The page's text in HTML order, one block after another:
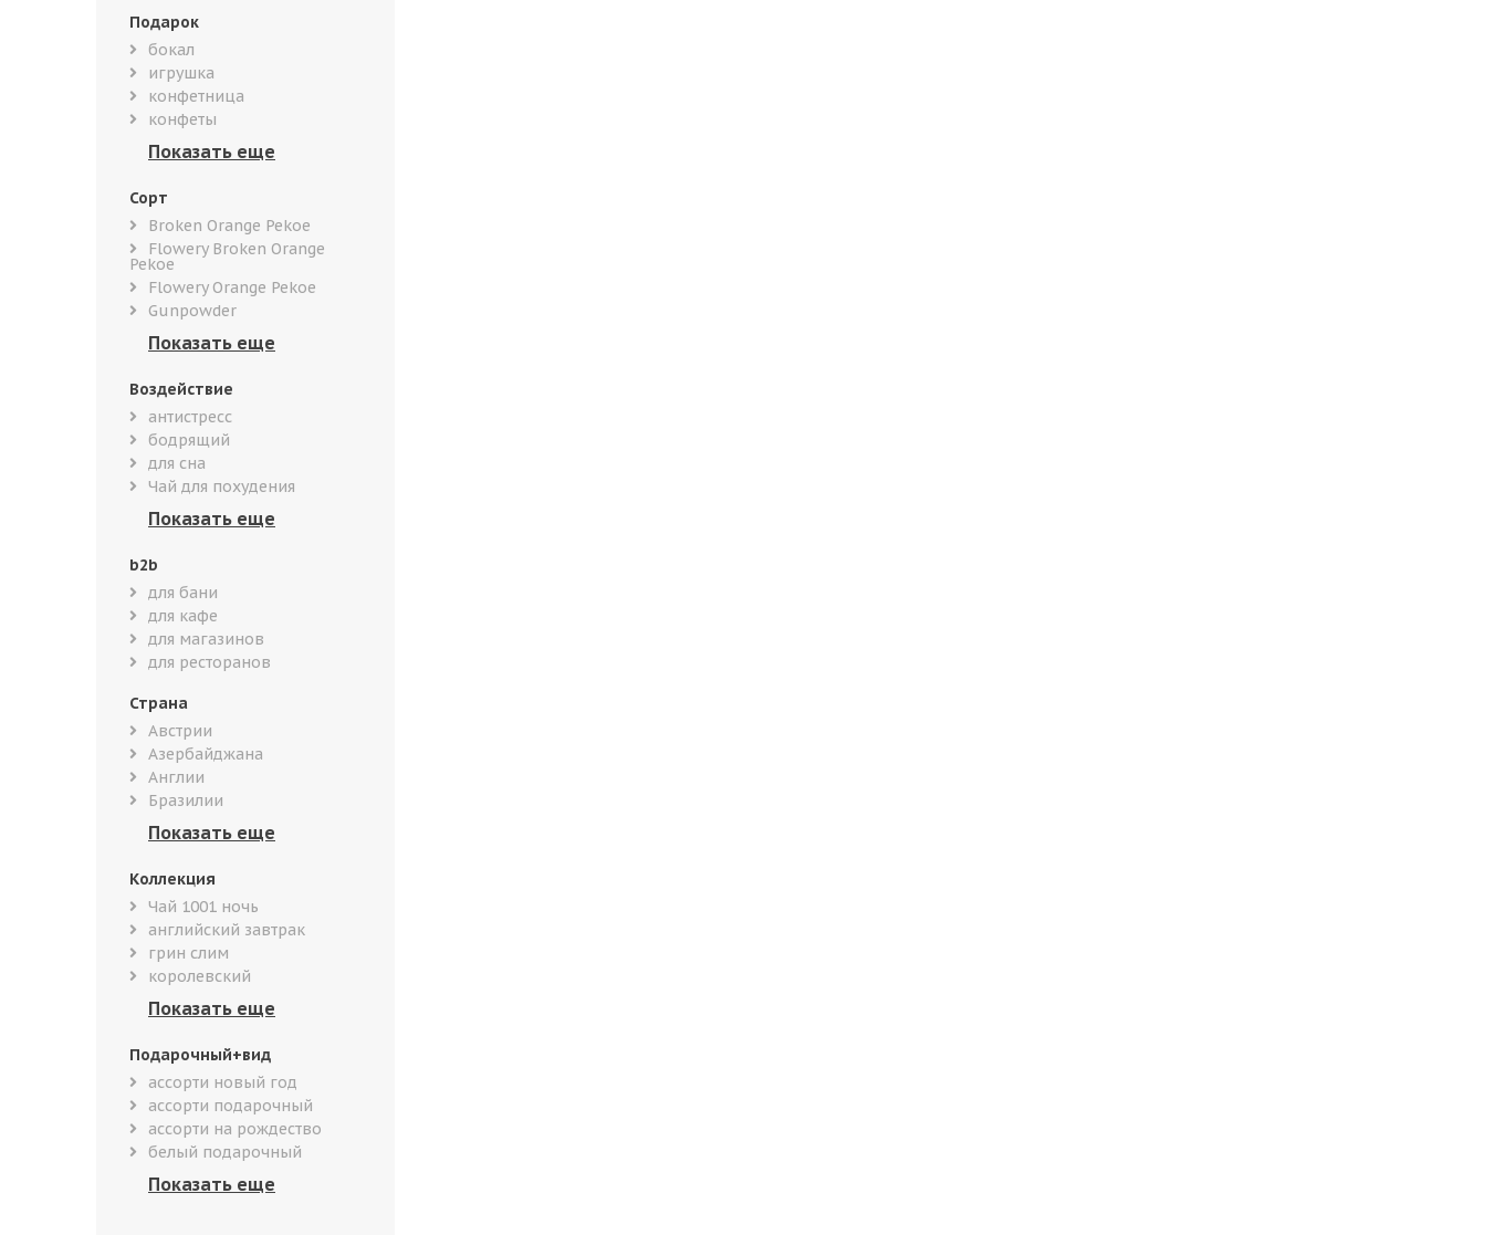
Подарок
бокал
игрушка
конфетница
конфеты
Сорт
Broken Orange Pekoe
Flowery Broken Orange
Pekoe
Flowery Orange Pekoe
Gunpowder
Воздействие
антистресс
бодрящий
для сна
Чай для похудения
b2b
для бани
для кафе
для магазинов
для ресторанов
Страна
Австрии
Азербайджана
Англии
Бразилии
Коллекция
Чай 1001 ночь
английский завтрак
грин слим
королевский
Подарочный+вид
ассорти новый год
ассорти подарочный
ассорти на рождество
белый подарочный